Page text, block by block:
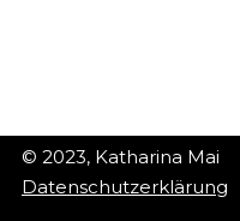
© 2023, Katharina Mai
Datenschutzerklärung